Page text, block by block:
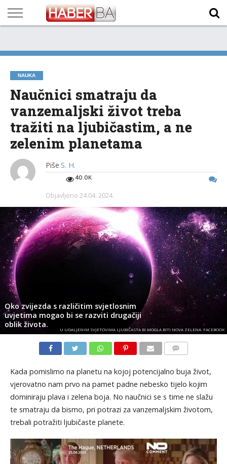
TECH
PROGRAM
PROGNOZA
PUTEVIMA
LISTA
NAMA
NAUKA
Naučnici smatraju da
vanzemaljski život treba
tražiti na ljubičastim, a ne
zelenim planetama
Piše S. H.
40.0K
Objavljeno 24.04. 2024.
Oko zvijezda s različitim svjetlosnim
uvjetima mogao bi se razviti drugačiji
oblik života.
U UDALJENIM SVJETOVIMA LJUBIČASTA BI MOGLA BITI NOVA ZELENA. FACEBOOK
Kada pomislimo na planetu na kojoj potencijalno buja život,
vjerovatno nam prvo na pamet padne nebesko tijelo kojim
dominiraju plava i zelena boja. No naučnici se s time ne slažu
te smatraju da bismo, pri potrazi za vanzemaljskim životom,
trebali potražiti ljubičaste planete.